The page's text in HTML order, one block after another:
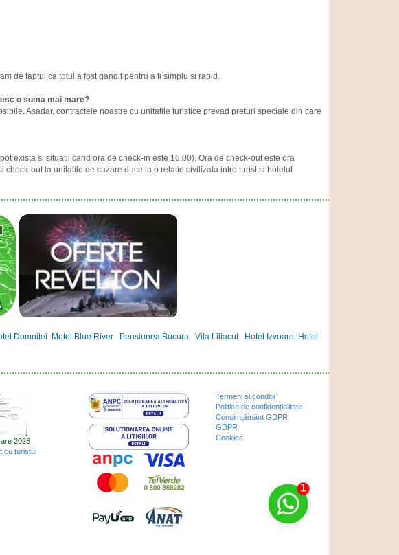
de faptul ca totul a fost gandit pentru a fi simplu si rapid.
o suma mai mare?
Asadar, contractele noastre cu unitatile turistice prevad preturi speciale din care
exista si situatii cand ora de check-in este 16.00). Ora de check-out este ora
out la unitatile de cazare duce la o relatie civilizata intre turist si hotelul
Domnitei Motel Blue River Pensiunea Bucura Vila Liliacul Hotel Izvoare
Hotel
2026
cu turistul
Termeni și condiții
Politica de confidențialitate
Consimțământ GDPR
GDPR
Cookies